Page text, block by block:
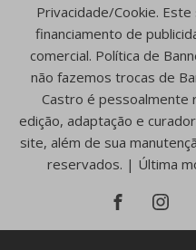
Privacidade/Cookie.
financiamento de
comercial. Política de
não fazemos trocas de
Castro é pessoalmente
edição, adaptação e
site, além de sua
reservados. | Última